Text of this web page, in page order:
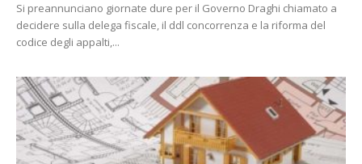
Si preannunciano giornate dure per il Governo Draghi chiamato a
decidere sulla delega fiscale, il ddl concorrenza e la riforma del
codice degli appalti,...